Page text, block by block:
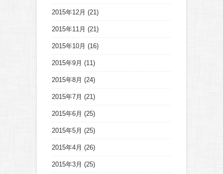
2015年12月 (21)
2015年11月 (21)
2015年10月 (16)
2015年9月 (11)
2015年8月 (24)
2015年7月 (21)
2015年6月 (25)
2015年5月 (25)
2015年4月 (26)
2015年3月 (25)